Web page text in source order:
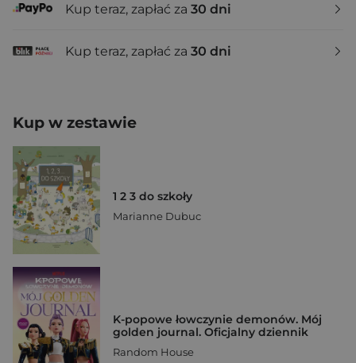
Kup teraz, zapłać za 30 dni
Kup teraz, zapłać za 30 dni
Kup w zestawie
1 2 3 do szkoły
Marianne Dubuc
K-popowe łowczynie demonów. Mój
golden journal. Oficjalny dziennik
Random House